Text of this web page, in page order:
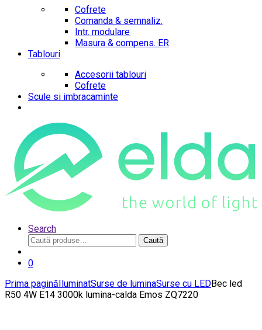
Cofrete
Comanda & semnaliz.
Intr. modulare
Masura & compens. ER
Tablouri
Accesorii tablouri
Cofrete
Scule si imbracaminte
Search
Caută
după:
Caută
0
Prima paginăIluminatSurse de luminaSurse cu LEDBec led
R50 4W E14 3000k lumina-calda Emos ZQ7220